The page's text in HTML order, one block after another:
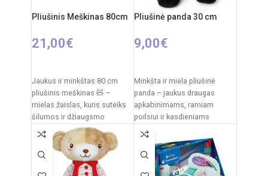
Pliušinis Meškinas 80cm
21,00€
Jaukus ir minkštas 80 cm
pliušinis meškinas 🧸 –
mielas žaislas, kuris suteiks
šilumos ir džiaugsmo
kiekvienam vaikui. Švelnus
pliušas,
Pliušinė panda 30 cm
9,00€
Minkšta ir miela pliušinė
panda – jaukus draugas
apkabinimams, ramiam
poilsiui ir kasdieniams
baltas pandos dizainas,
švelnus